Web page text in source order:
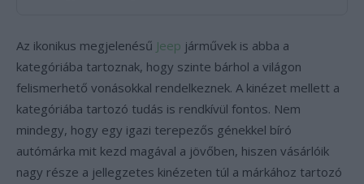
Az ikonikus megjelenésű Jeep járművek is abba a
kategóriába tartoznak, hogy szinte bárhol a világon
felismerhető vonásokkal rendelkeznek. A kinézet mellett a
kategóriába tartozó tudás is rendkívül fontos. Nem
mindegy, hogy egy igazi terepezős génekkel bíró
autómárka mit kezd magával a jövőben, hiszen vásárlóik
nagy része a jellegzetes kinézeten túl a márkához tartozó